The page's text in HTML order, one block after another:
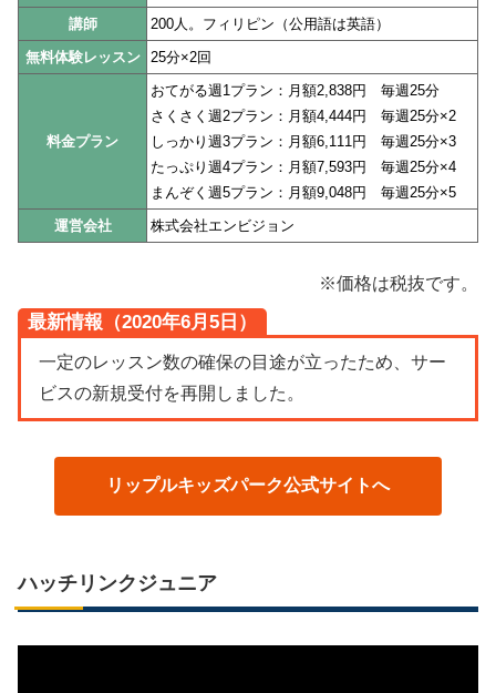
講師
200人。フィリピン（公用語は英語）
無料体験レッスン
25分×2回
料金プラン
おてがる週1プラン：月額2,838円 毎週25分
さくさく週2プラン：月額4,444円 毎週25分×2
しっかり週3プラン：月額6,111円 毎週25分×3
たっぷり週4プラン：月額7,593円 毎週25分×4
まんぞく週5プラン：月額9,048円 毎週25分×5
運営会社
株式会社エンビジョン
※価格は税抜です。
最新情報（2020年6月5日）
一定のレッスン数の確保の目途が立ったため、サー
ビスの新規受付を再開しました。
リップルキッズパーク公式サイトへ
ハッチリンクジュニア